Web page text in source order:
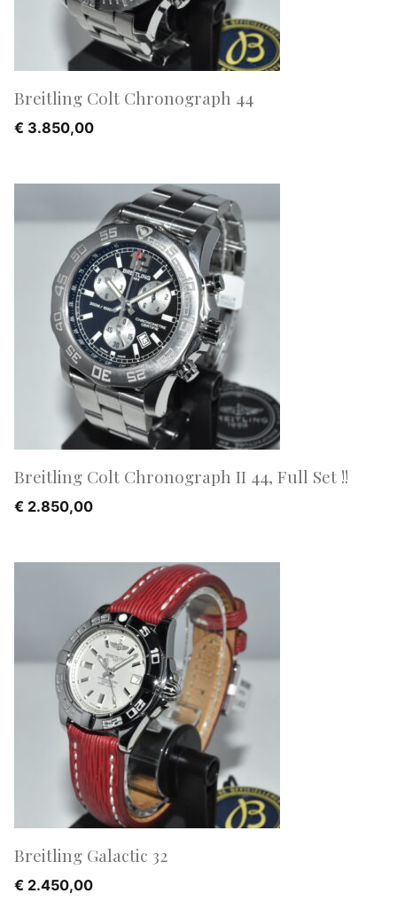
Breitling Colt Chronograph 44
€ 3.850,00
Breitling Colt Chronograph II 44, Full Set !!
€ 2.850,00
Breitling Galactic 32
€ 2.450,00